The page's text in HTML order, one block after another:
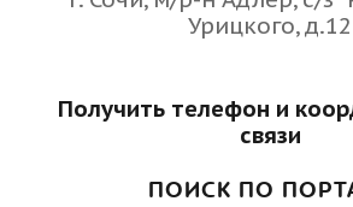
Урицкого, д.12
Получить телефон и
связи
ПОИСК ПО